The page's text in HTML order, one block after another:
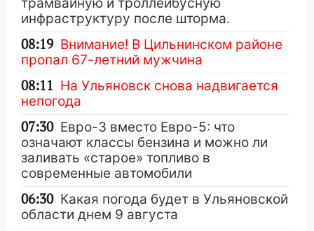
инфраструктуру после шторма.
08:19 Внимание! В Цильнинском районе
пропал 67-летний мужчина
08:11 На Ульяновск снова надвигается
непогода
07:30 Евро-3 вместо Евро-5: что
означают классы бензина и можно ли
заливать «старое» топливо в
современные автомобили
06:30 Какая погода будет в Ульяновской
области днем 9 августа